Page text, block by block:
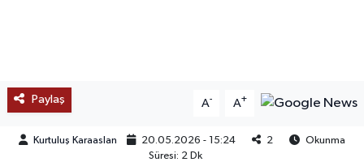
Paylaş A- A+
Kurtuluş Karaaslan 20.05.2026 - 15:24 2
Okunma
Süresi: 2 Dk
MEDYA
OTOMOTİV